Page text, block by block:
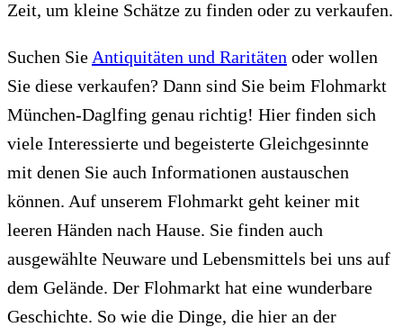
Zeit, um kleine Schätze zu finden oder zu verkaufen.
Suchen Sie Antiquitäten und Raritäten oder wollen
Sie diese verkaufen? Dann sind Sie beim Flohmarkt
München-Daglfing genau richtig! Hier finden sich
viele Interessierte und begeisterte Gleichgesinnte
mit denen Sie auch Informationen austauschen
können. Auf unserem Flohmarkt geht keiner mit
leeren Händen nach Hause. Sie finden auch
ausgewählte Neuware und Lebensmittels bei uns auf
dem Gelände. Der Flohmarkt hat eine wunderbare
Geschichte. So wie die Dinge, die hier an der